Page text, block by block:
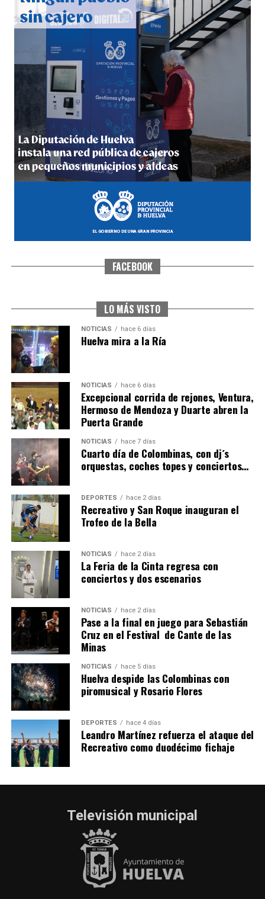
hace 6 días·Huelvatv
5º DÍA DE LAS FIESTAS COLOMBINAS 2026
hace 6 días·Huelvatv
CUARTA CORRIDA DE LAS FIESTAS COLOMBINAS
4º DÍA DE LAS FIESTAS COLOMBINAS 2026
hace 1 semana ·Huelvatv
SEXTA CORRIDA DE LAS FIESTAS COLOMBINAS
2026
hace 5 días· Huelvatv
FACEBOOK
LO MÁS VISTO
NOTICIAS hace 6 días
Huelva mira a la Ría
NOTICIAS hace 6 días
Excepcional corrida de rejones, Ventura,
Hermoso de Mendoza y Duarte abren la
Puerta Grande
NOTICIAS hace 7 días
Cuarto día de Colombinas, con dj´s
orquestas, coches topes y conciertos…
DEPORTES hace 2 días
Recreativo y San Roque inauguran el
Trofeo de la Bella
NOTICIAS hace 2 días
La Feria de la Cinta regresa con
conciertos y dos escenarios
NOTICIAS hace 2 días
Pase a la final en juego para Sebastián
Cruz en el Festival de Cante de las
Minas
NOTICIAS hace 5 días
Huelva despide las Colombinas con
piromusical y Rosario Flores
DEPORTES hace 4 días
Leandro Martínez refuerza el ataque del
Recreativo como duodécimo fichaje
Televisión municipal